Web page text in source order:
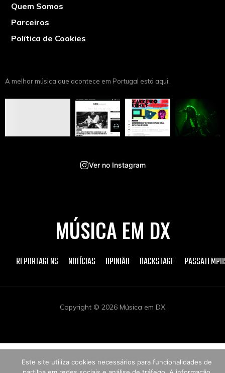
Quem Somos
Parceiros
Política de Cookies
A melhor música que acontece em Portugal está aqui.
Ver no Instagram
MÚSICA EM DX
REPORTAGENS NOTÍCIAS OPINIÃO BACKSTAGE
Copyright © 2026 Música em DX
Este site utiliza cookies necessários para funcionalidades de